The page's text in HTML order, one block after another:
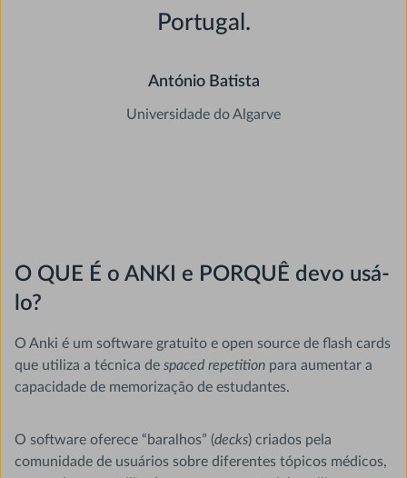
Portugal.
António Batista
Universidade do Algarve
O QUE É o ANKI e PORQUÊ devo usá-
lo?
O Anki é um software gratuito e open source de flash cards
que utiliza a técnica de spaced repetition para aumentar a
capacidade de memorização de estudantes.
O software oferece “baralhos” (decks) criados pela
comunidade de usuários sobre diferentes tópicos médicos,